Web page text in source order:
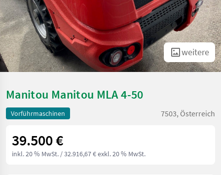
weitere
Manitou Manitou MLA 4-50
Vorführmaschinen 7503, Österreich
39.500 €
inkl. 20 % MwSt. / 32.916,67 € exkl. 20 % MwSt.